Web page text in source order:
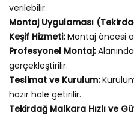
verilebilir.
Montaj Uygulaması
Keşif Hizmeti:Montaj öncesi
Profesyonel Montaj:
gerçekleştirilir.
Teslimat ve Kurulum:
hazır hale getirilir.
Tekirdağ Malkara Hızlı ve